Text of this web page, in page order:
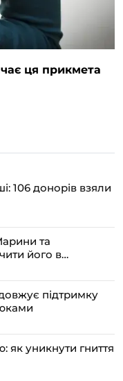
ця прикмета
106 донорів взяли
та
його в
підтримку
уникнути гниття